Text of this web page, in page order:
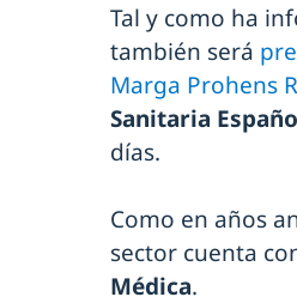
Tal y como ha
también será
Marga Prohens
Sanitaria
días.
Como en años
sector cuenta
Médica.